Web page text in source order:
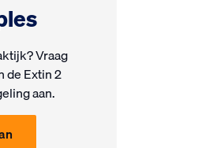
Vraag
de Extin 2
aan.